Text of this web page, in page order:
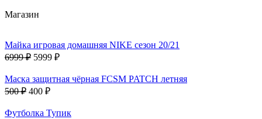
Магазин
Майка игровая домашняя NIKE сезон 20/21
6999 ₽ 5999 ₽
Маска защитная чёрная FCSM PATCH летняя
500 ₽ 400 ₽
Футболка Тупик